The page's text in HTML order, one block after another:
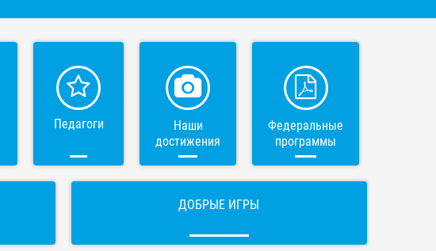
Педагоги
Наши
достижения
Федеральные
программы
ДОБРЫЕ ИГРЫ